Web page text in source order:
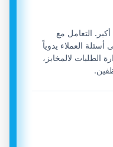
التعامل مع
العملاء يدوياً
الطلبات لالمخابز،